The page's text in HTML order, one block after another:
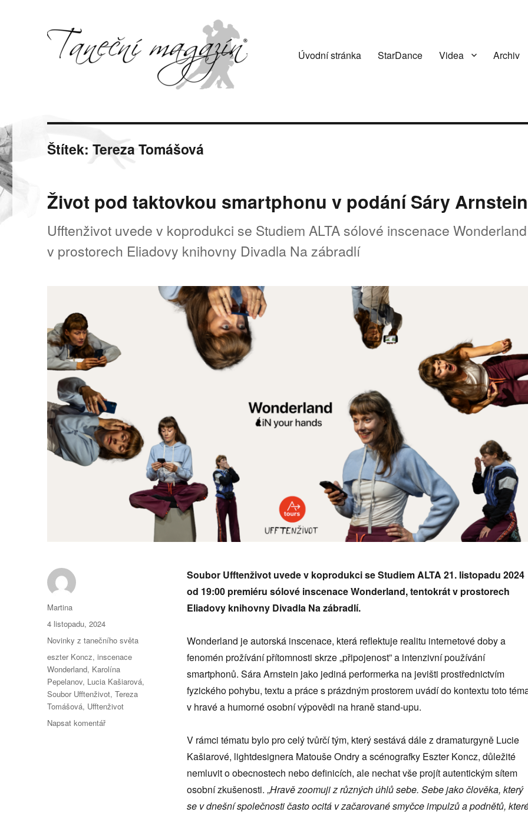
Úvodní stránka StarDance Videa Archiv
Štítek:Tereza Tomášová
Život pod taktovkou smartphonu v podání Sáry Arnstein
Ufftenživot uvede v koprodukci se Studiem ALTA sólové inscenace
v prostorech Eliadovy knihovny Divadla Na zábradlí
Soubor Ufftenživot uvede v koprodukci se Studiem ALTA 21. listopadu 2024
od 19:00 premiéru sólové inscenace Wonderland, tentokrát v prostorech
Eliadovy knihovny Divadla Na zábradlí.
Wonderland je autorská inscenace, která reflektuje realitu internetové doby a
fenomén prožívání přítomnosti skrze „připojenost” a intenzivní používání
smartphonů. Sára Arnstein jako jediná performerka na jevišti prostřednictvím
fyzického pohybu, textu a práce s prázdným prostorem uvádí do kontextu toto
v hravé a humorné osobní výpovědi na hraně stand-upu.
V rámci tématu bylo pro celý tvůrčí tým, který sestává dále z dramaturgyně Lucie
Kašiarové, lightdesignera Matouše Ondry a scénografky Eszter Koncz, důležité
nemluvit o obecnostech nebo definicích, ale nechat vše projít autentickým sítem
osobní zkušenosti. „Hravě zoomuji z různých úhlů sebe. Sebe jako člověka, který
se v dnešní společnosti často ocitá v začarované smyčce impulzů a podnětů,
Autor:
Martina
Publikováno:
4 listopadu, 2024
Rubriky:
Novinky z tanečního světa
Štítky:
eszter Koncz,inscenace
Wonderland, Karolína
Pepelanov, Lucia Kašiarová,
Soubor Ufftenživot,Tereza
Tomášová, Ufftenživot
Napsat komentářpro